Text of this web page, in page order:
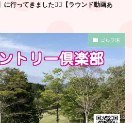
に行ってきました🏌️‍♂️【ラウンド動画あ
ゴルフ場